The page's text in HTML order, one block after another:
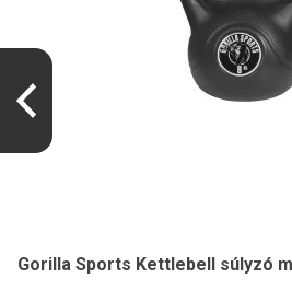
Gorilla Sports Kettlebell súlyzó